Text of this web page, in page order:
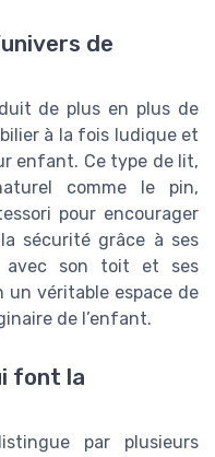
de
de plus en plus de
à la fois ludique et
enfant. Ce type de lit,
comme le pin,
pour encourager
sécurité grâce à ses
avec son toit et ses
véritable espace de
de l’enfant.
font la
par plusieurs